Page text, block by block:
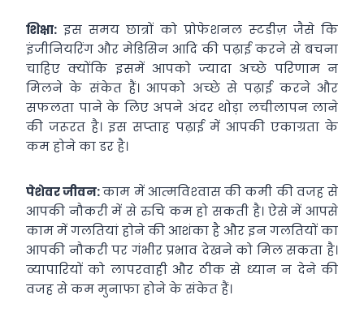
शिक्षा: इस समय छात्रों को प्रोफेशनल स्‍टडीज़ जैसे कि
इंजीनियरिंग और मेडिसिन आदि की पढ़ाई करने से बचना
चाहिए क्‍योंकि इसमें आपको ज्‍यादा अच्‍छे परिणाम न
मिलने के संकेत हैं। आपको अच्‍छे से पढ़ाई करने और
सफलता पाने के लिए अपने अंंदर थोड़ा लचीलापन लाने
की जरूरत है। इस सप्‍ताह पढ़ाई में आपकी एकाग्रता के
कम होने का डर है।
पेशेवर जीवन:काम में आत्‍मविश्‍वास की कमी की वजह से
आपकी नौकरी में से रुचि कम हो सकती है। ऐसे में आपसे
काम में गलतियां होने की आशंका है और इन गलतियों का
आपकी नौकरी पर गंभीर प्रभाव देखने को मिल सकता है।
व्‍यापारियों को लापरवाही और ठीक से ध्‍यान न देने की
वजह से कम मुनाफा होने के संकेत हैं।